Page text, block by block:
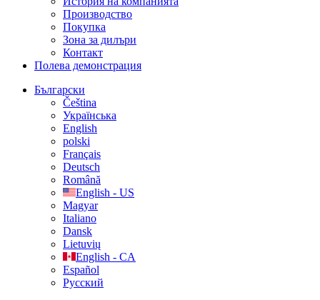
Производство
Покупка
Зона за дилъри
Контакт
Полева демонстрация
Български
Čeština
Українська
English
polski
Français
Deutsch
Română
English - US
Magyar
Italiano
Dansk
Lietuvių
English - CA
Español
Русский